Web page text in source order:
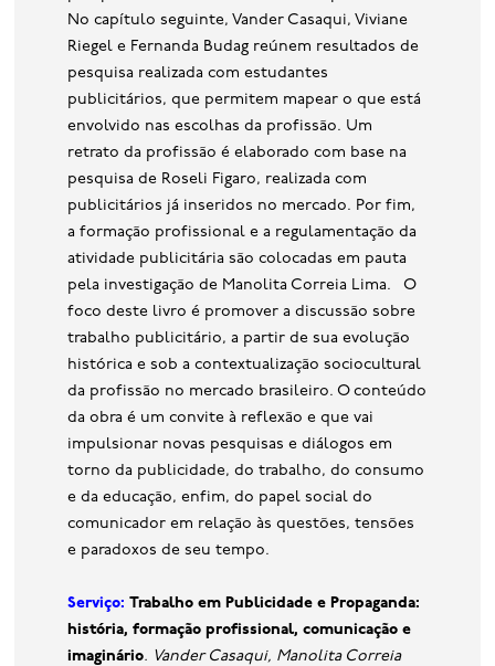
No capítulo seguinte, Vander Casaqui, Viviane
Riegel e Fernanda Budag reúnem resultados de
pesquisa realizada com estudantes
publicitários, que permitem mapear o que está
envolvido nas escolhas da profissão. Um
retrato da profissão é elaborado com base na
pesquisa de Roseli Figaro, realizada com
publicitários já inseridos no mercado. Por fim,
a formação profissional e a regulamentação da
atividade publicitária são colocadas em pauta
pela investigação de Manolita Correia Lima. O
foco deste livro é promover a discussão sobre
trabalho publicitário, a partir de sua evolução
histórica e sob a contextualização sociocultural
da profissão no mercado brasileiro. O conteúdo
da obra é um convite à reflexão e que vai
impulsionar novas pesquisas e diálogos em
torno da publicidade, do trabalho, do consumo
e da educação, enfim, do papel social do
comunicador em relação às questões, tensões
e paradoxos de seu tempo.
Serviço: Trabalho em Publicidade e Propaganda:
história, formação profissional, comunicação e
imaginário. Vander Casaqui, Manolita Correia